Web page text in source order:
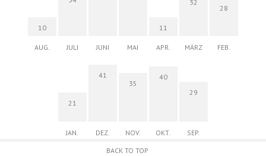
10
AUG. JULI JUNI MAI
11
APR.
32
MÄRZ
28
FEB.
21
JAN.
41
DEZ.
35
NOV.
40
OKT.
29
SEP.
BACK TO TOP